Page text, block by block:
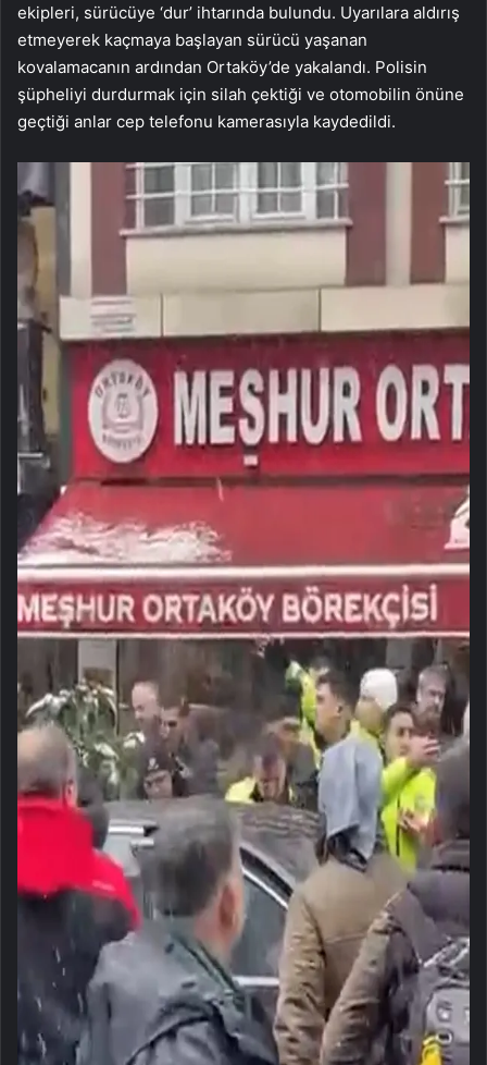
ekipleri, sürücüye ‘dur’ ihtarında bulundu. Uyarılara aldırış
etmeyerek kaçmaya başlayan sürücü yaşanan
kovalamacanın ardından Ortaköy’de yakalandı. Polisin
şüpheliyi durdurmak için silah çektiği ve otomobilin önüne
geçtiği anlar cep telefonu kamerasıyla kaydedildi.